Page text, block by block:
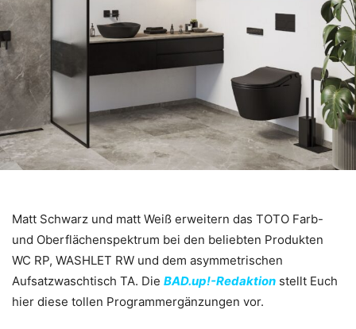
Matt Schwarz und matt Weiß erweitern das TOTO Farb-
und Oberflächenspektrum bei den beliebten Produkten
WC RP, WASHLET RW und dem asymmetrischen
Aufsatzwaschtisch TA. Die BAD.up!-Redaktion stellt Euch
hier diese tollen Programmergänzungen vor.